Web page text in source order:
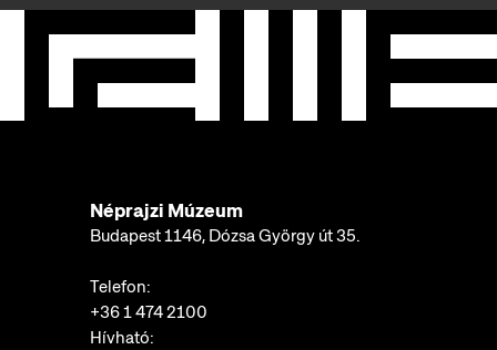
Néprajzi Múzeum
Budapest 1146, Dózsa György út 35.
Telefon:
+36 1 474 2100
Hívható: